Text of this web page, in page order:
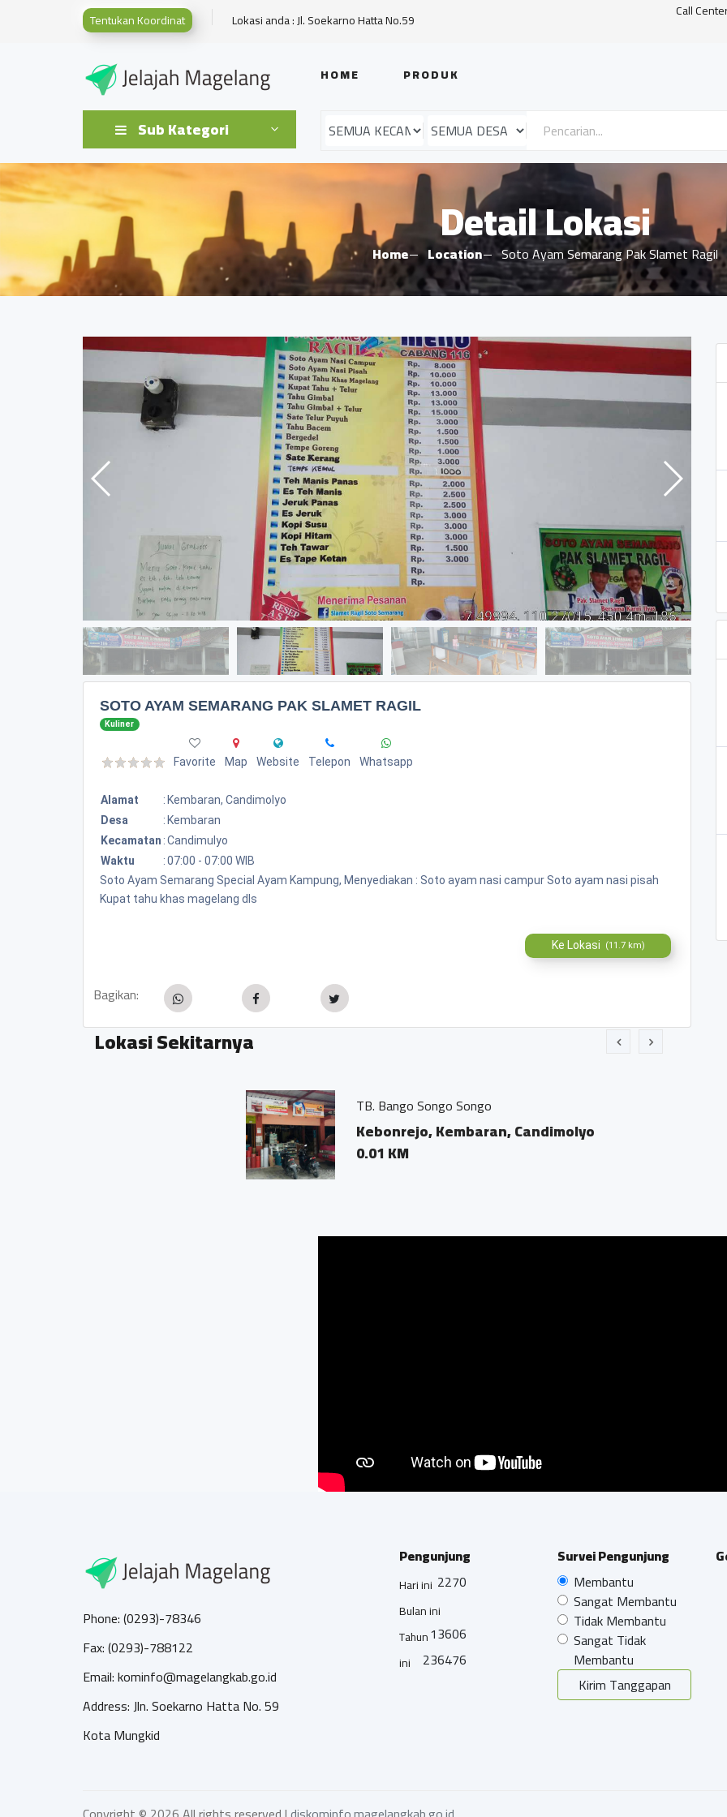
Tentukan Koordinat Lokasi anda : Jl. Soekarno Hatta No.59 Call
HOME PRODUK
Sub Kategori
Detail Lokasi
Home Location Soto Ayam Semarang Pak Slamet Ragil
SOTO AYAM SEMARANG PAK SLAMET RAGIL
Kuliner
Favorite Map Website Telepon Whatsapp
Alamat : Kembaran, Candimolyo
Desa
: Kembaran
Kecamatan :Candimulyo
Waktu
:07:00 - 07:00 WIB
Soto Ayam Semarang Special Ayam Kampung, Menyediakan : Soto ayam nasi campur Soto ayam nasi pisah
Kupat tahu khas magelang dls
Ke Lokasi (11.7 km)
Bagikan:
Lokasi Sekitarnya
TB. Bango Songo Songo
Kebonrejo, Kembaran, Candimolyo
0.01 KM
Phone: (0293)-78346
Fax: (0293)-788122
Email: kominfo@magelangkab.go.id
Address: Jln. Soekarno Hatta No. 59
Kota Mungkid
Pengunjung
Hari ini 2270
Bulan ini
13606
Tahun
ini
236476
Survei Pengunjung
Membantu
Sangat Membantu
Tidak Membantu
Sangat Tidak
Membantu
Kirim Tanggapan